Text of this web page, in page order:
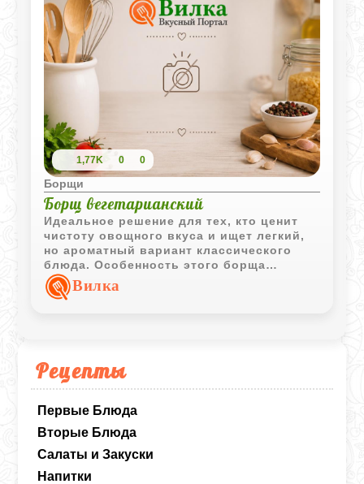
Рецепты
Первые Блюда
Вторые Блюда
Салаты и Закуски
Напитки
1,77K 0 0
Борщи
Борщ вегетарианский
Идеальное решение для тех, кто ценит
чистоту овощного вкуса и ищет легкий,
но ароматный вариант классического
блюда. Особенность этого борща
заключается в варке целой свеклы, что
позволяет сохранить насыщенный цвет и
овощей делает обед полезным.
Вилка